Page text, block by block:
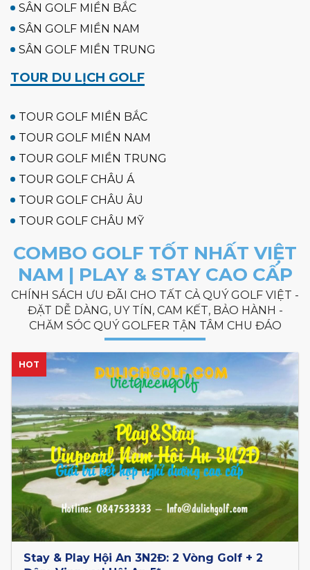
SÂN GOLF MIỀN BẮC
SÂN GOLF MIỀN NAM
SÂN GOLF MIỀN TRUNG
TOUR DU LỊCH GOLF
TOUR GOLF MIỀN BẮC
TOUR GOLF MIỀN NAM
TOUR GOLF MIỀN TRUNG
TOUR GOLF CHÂU Á
TOUR GOLF CHÂU ÂU
TOUR GOLF CHÂU MỸ
COMBO GOLF TỐT NHẤT VIỆT
NAM | PLAY & STAY CAO CẤP
CHÍNH SÁCH ƯU ĐÃI CHO TẤT CẢ QUÝ GOLF VIỆT -
ĐẶT DỄ DÀNG, UY TÍN, CAM KẾT, BẢO HÀNH -
CHĂM SÓC QUÝ GOLFER TẬN TÂM CHU ĐÁO
HOT
Play&Stay Quy Nhơn 2N1Đ: 1 vòng Golf FLC +